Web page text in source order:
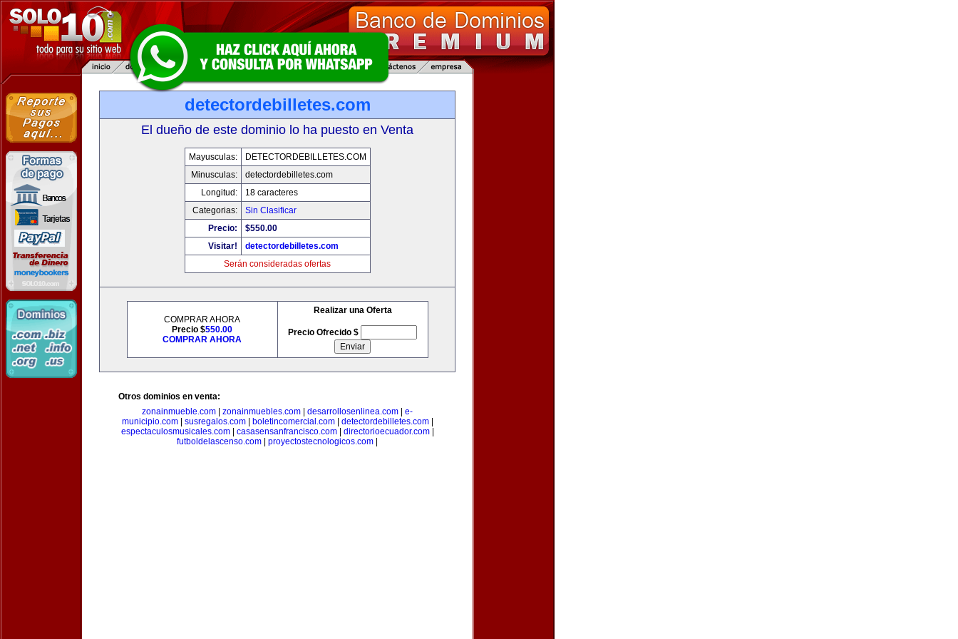
detectordebilletes.com
El dueño de este dominio lo ha puesto en Venta
Mayusculas:
DETECTORDEBILLETES.COM
Minusculas:
detectordebilletes.com
Longitud:
18 caracteres
Categorias:
Sin Clasificar
Precio:
$550.00
Visitar!
detectordebilletes.com
Serán consideradas ofertas
COMPRAR AHORA
Precio $550.00
COMPRAR AHORA
Realizar una Oferta
Precio Ofrecido $
Otros dominios en venta:
zonainmueble.com
zonainmuebles.com desarrollosenlinea.com
e-
municipio.com| susregalos.com| boletincomercial.com| detectordebilletes.com|
espectaculosmusicales.com| casasensanfrancisco.com| directorioecuador.com|
futboldelascenso.com
proyectostecnologicos.com